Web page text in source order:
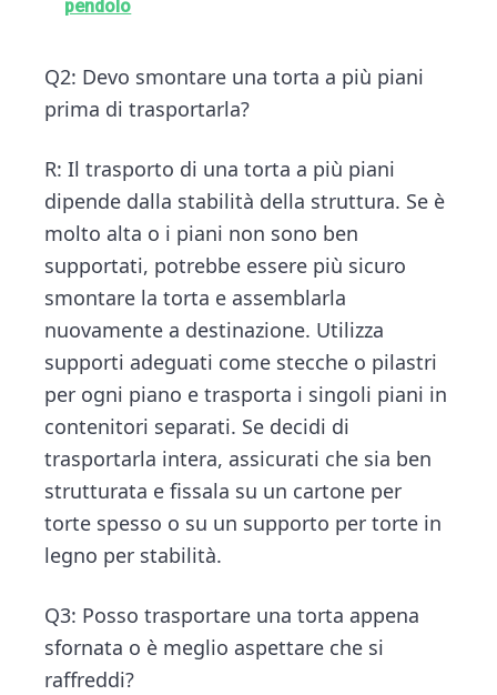
pendolo
Q2: Devo smontare una torta a più piani
prima di trasportarla?
R: Il trasporto di una torta a più piani
dipende dalla stabilità della struttura. Se è
molto alta o i piani non sono ben
supportati, potrebbe essere più sicuro
smontare la torta e assemblarla
nuovamente a destinazione. Utilizza
supporti adeguati come stecche o pilastri
per ogni piano e trasporta i singoli piani in
contenitori separati. Se decidi di
trasportarla intera, assicurati che sia ben
strutturata e fissala su un cartone per
torte spesso o su un supporto per torte in
legno per stabilità.
Q3: Posso trasportare una torta appena
sfornata o è meglio aspettare che si
raffreddi?